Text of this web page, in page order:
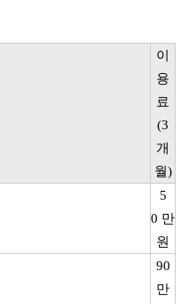
이
용
료
(3
개
월)
5
0 만
원
90
만